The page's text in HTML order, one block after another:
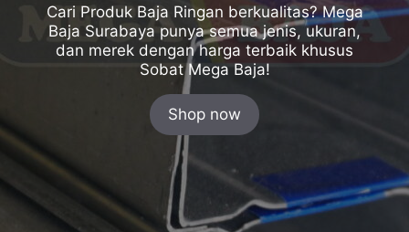
Cari Produk Baja Ringan berkualitas? Mega
Baja Surabaya punya semua jenis, ukuran,
dan merek dengan harga terbaik khusus
Sobat Mega Baja!
Shop now